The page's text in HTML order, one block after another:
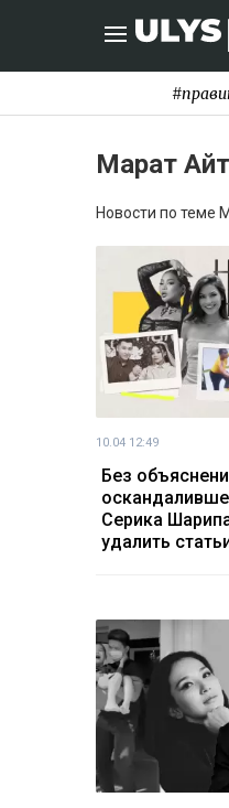
Марат
Новости по теме
10.04 12:49
Без
Серика
удалить